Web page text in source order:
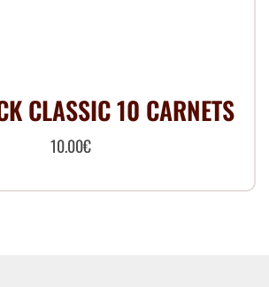
CLASSIC 10 CARNETS
10.00€